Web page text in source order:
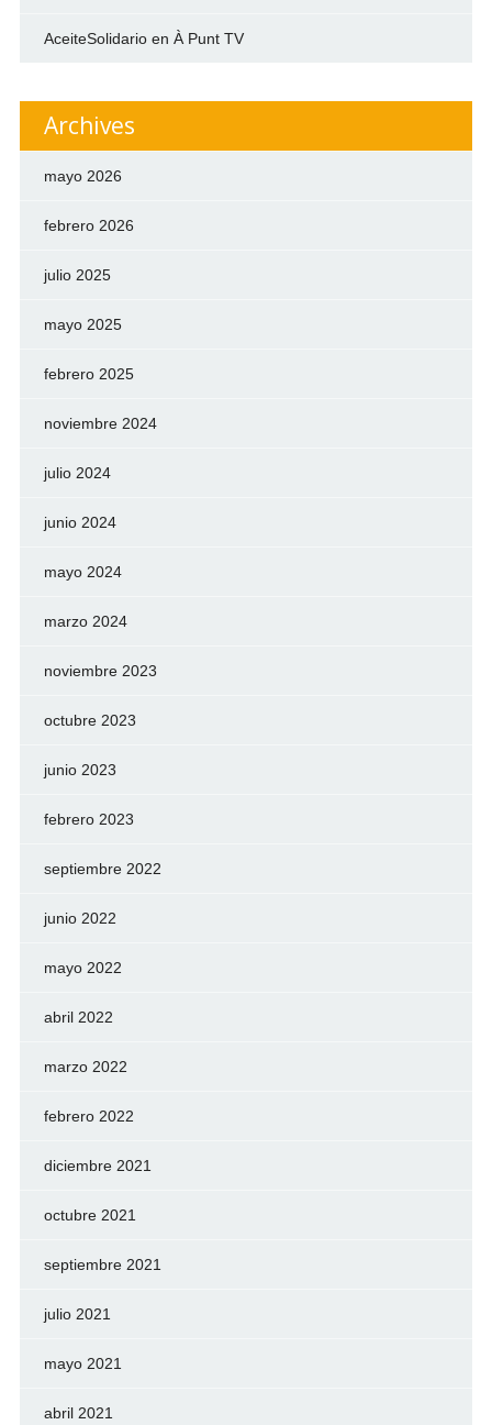
AceiteSolidario en À Punt TV
Archives
mayo 2026
febrero 2026
julio 2025
mayo 2025
febrero 2025
noviembre 2024
julio 2024
junio 2024
mayo 2024
marzo 2024
noviembre 2023
octubre 2023
junio 2023
febrero 2023
septiembre 2022
junio 2022
mayo 2022
abril 2022
marzo 2022
febrero 2022
diciembre 2021
octubre 2021
septiembre 2021
julio 2021
mayo 2021
abril 2021